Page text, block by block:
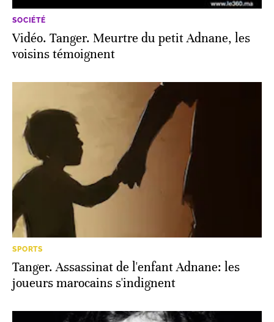
SOCIÉTÉ
Vidéo. Tanger. Meurtre du petit Adnane, les
voisins témoignent
SPORTS
Tanger. Assassinat de l'enfant Adnane: les
joueurs marocains s'indignent